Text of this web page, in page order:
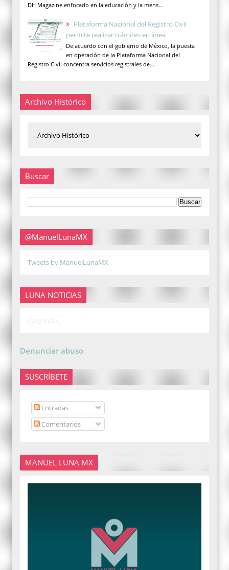
DH Magazine enfocado en la educación y la mens...
Plataforma Nacional del Registro Civil
permite realizar trámites en línea
De acuerdo con el gobierno de México, la puesta
en operación de la Plataforma Nacional del
Registro Civil concentra servicios registrales de...
Archivo Histórico
Buscar
@ManuelLunaMX
Tweets by ManuelLunaMX
LUNA NOTICIAS
Cargando...
Denunciar abuso
SUSCRÍBETE
Entradas
Comentarios
MANUEL LUNA MX